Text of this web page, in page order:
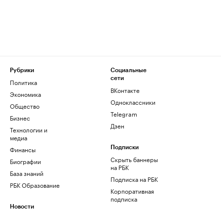
Рубрики
Политика
Экономика
Общество
Бизнес
Технологии и
медиа
Финансы
Биографии
База знаний
РБК Образование
Новости
Социальные
сети
ВКонтакте
Одноклассники
Telegram
Дзен
Подписки
Скрыть баннеры
на РБК
Подписка на РБК
Корпоративная
подписка